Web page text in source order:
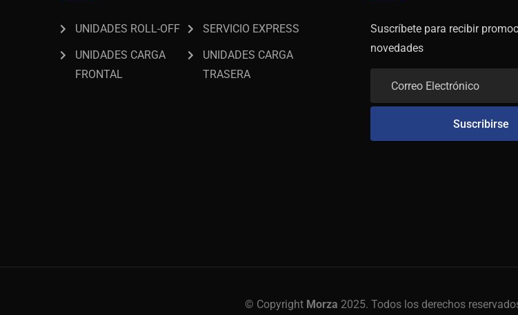
UNIDADES ROLL-OFF
SERVICIO EXPRESS
UNIDADES CARGA
FRONTAL
UNIDADES CARGA
TRASERA
Suscríbete para recibir
novedades
© Copyright Morza 2025. Todos los derechos